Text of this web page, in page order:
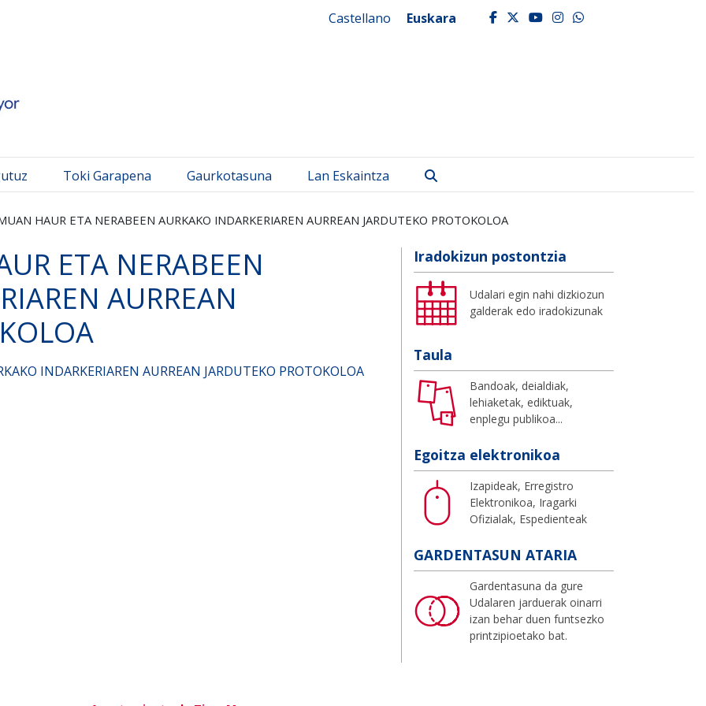
Castellano Euskara facebook
twitter
youtube
instagram
whatsapp
Toki Garapena Gaurkotasuna Lan Eskaintza
HAUR ETA NERABEEN AURKAKO INDARKERIAREN AURREAN JARDUTEKO PROTOKOLOA
ETA NERABEEN
AURREAN
INDARKERIAREN AURREAN JARDUTEKO PROTOKOLOA
Iradokizun postontzia
Udalari egin nahi dizkiozun
galderak edo iradokizunak
Taula
Bandoak, deialdiak,
lehiaketak, ediktuak,
enplegu publikoa...
Egoitza elektronikoa
Izapideak, Erregistro
Elektronikoa, Iragarki
Ofizialak, Espedienteak
GARDENTASUN ATARIA
Gardentasuna da gure
Udalaren jarduerak oinarri
izan behar duen funtsezko
printzipioetako bat.